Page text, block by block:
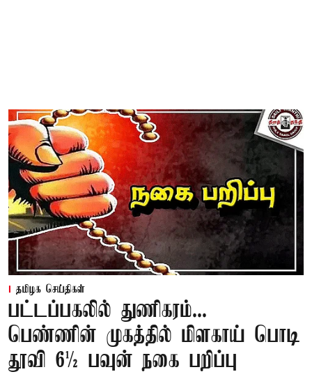
தமிழக செய்திகள்
பட்டப்பகலில் துணிகரம்...
பெண்ணின் முகத்தில் மிளகாய் பொடி
தூவி 6½ பவுன் நகை பறிப்பு